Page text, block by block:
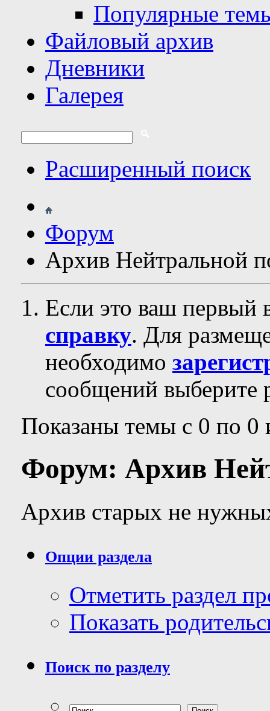
Популярные
Файловый архив
Дневники
Галерея
Расширенный поиск
Форум
Архив Нейтральной
Если это ваш первый
справку. Для
необходимо
сообщений выберите
Показаны темы с 0 по 0
Форум: Архив
Архив старых не
Опции раздела
Отметить раздел
Показать
Поиск по разделу